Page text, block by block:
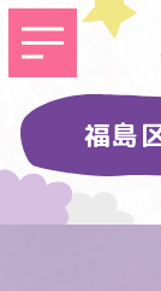
福島